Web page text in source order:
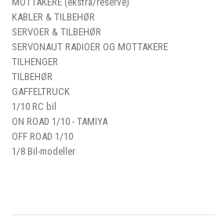
KABLER & TILBEHØR
SERVOER & TILBEHØR
SERVONAUT RADIOER OG MOTTAKERE
TILHENGER
TILBEHØR
GAFFELTRUCK
1/10 RC bil
ON ROAD 1/10 - TAMIYA
OFF ROAD 1/10
1/8 Bil-modeller